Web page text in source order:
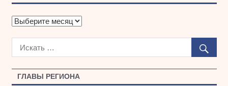
ГЛАВЫ РЕГИОНА
А
х
ы